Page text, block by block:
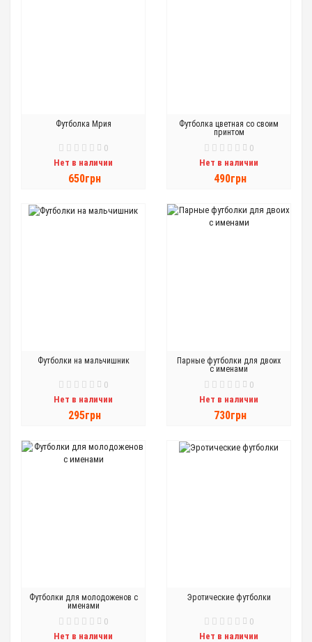
Футболка Мрия
0
Нет в наличии
650грн
Футболка цветная со своим
принтом
0
Нет в наличии
490грн
Футболки на мальчишник
0
Нет в наличии
295грн
Парные футболки для двоих
с именами
0
Нет в наличии
730грн
Футболки для молодоженов с
именами
0
Нет в наличии
Эротические футболки
0
Нет в наличии